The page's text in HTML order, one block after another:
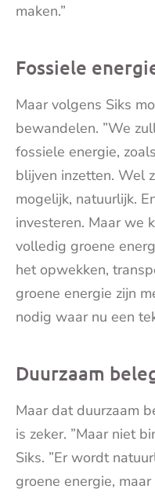
maken.”
Fossiele
Maar volgens Siks
bewandelen. ”We
fossiele energie,
blijven inzetten. Wel
mogelijk, natuurlijk.
investeren. Maar we
volledig groene
het opwekken,
groene energie zijn
nodig waar nu een
Duurzaam
Maar dat duurzaam
is zeker. ”Maar niet
Siks. ”Er wordt
groene energie,